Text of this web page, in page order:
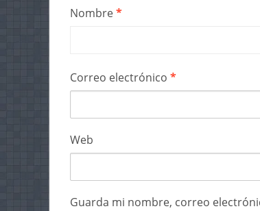
Nombre*
Correo electrónico *
Web
Guarda mi nombre, correo